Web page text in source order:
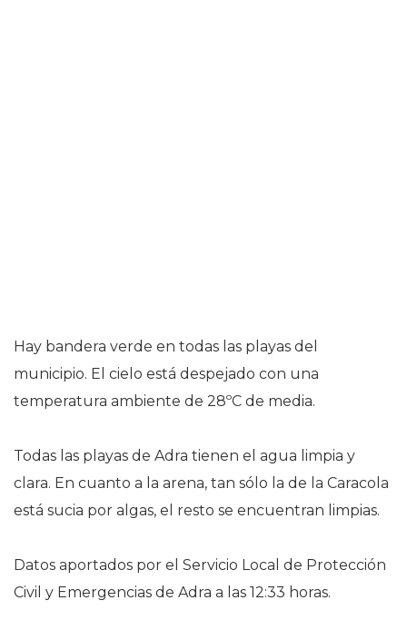
Hay bandera verde en todas las playas del
municipio. El cielo está despejado con una
temperatura ambiente de 28ºC de media.
Todas las playas de Adra tienen el agua limpia y
clara. En cuanto a la arena, tan sólo la de la Caracola
está sucia por algas, el resto se encuentran limpias.
Datos aportados por el Servicio Local de Protección
Civil y Emergencias de Adra a las 12:33 horas.